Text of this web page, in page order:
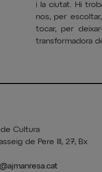
i la ciutat. Hi
nos, per
tocar, per
transformadora
Cultura
de Pere III, 27, Bx